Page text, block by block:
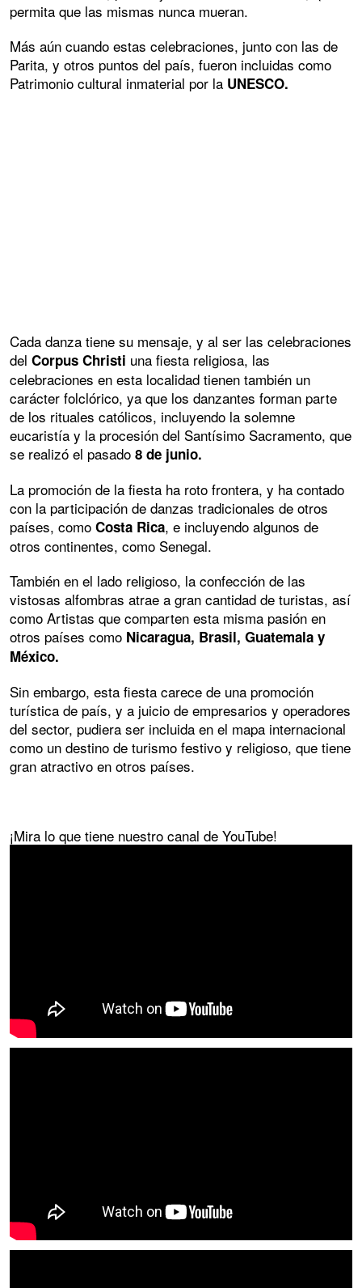
permita que las mismas nunca mueran.
Más aún cuando estas celebraciones, junto con las de
Parita, y otros puntos del país, fueron incluidas como
Patrimonio cultural inmaterial por la UNESCO.
Cada danza tiene su mensaje, y al ser las celebraciones
del Corpus Christi una fiesta religiosa, las
celebraciones en esta localidad tienen también un
carácter folclórico, ya que los danzantes forman parte
de los rituales católicos, incluyendo la solemne
eucaristía y la procesión del Santísimo Sacramento, que
se realizó el pasado 8 de junio.
La promoción de la fiesta ha roto frontera, y ha contado
con la participación de danzas tradicionales de otros
países, como Costa Rica, e incluyendo algunos de
otros continentes, como Senegal.
También en el lado religioso, la confección de las
vistosas alfombras atrae a gran cantidad de turistas, así
como Artistas que comparten esta misma pasión en
otros países como Nicaragua, Brasil, Guatemala y
México.
Sin embargo, esta fiesta carece de una promoción
turística de país, y a juicio de empresarios y operadores
del sector, pudiera ser incluida en el mapa internacional
como un destino de turismo festivo y religioso, que tiene
gran atractivo en otros países.
¡Mira lo que tiene nuestro canal de YouTube!